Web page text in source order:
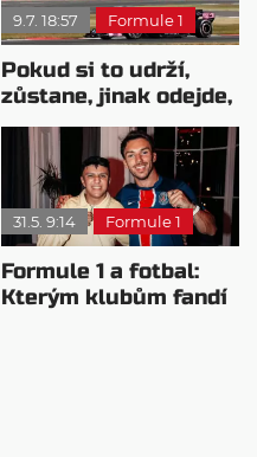
9.7. 18:57 Formule 1
Pokud si to udrží,
zůstane, jinak odejde,
vzkázal Alpine
Colapintovi
31.5. 9:14 Formule 1
Formule 1 a fotbal:
Kterým klubům fandí